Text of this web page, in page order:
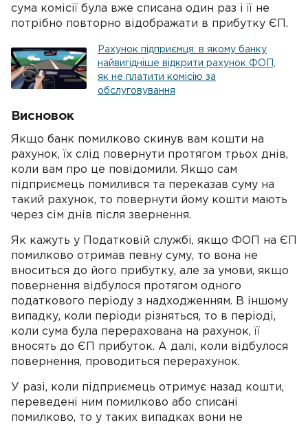
сума комісії була вже списана один раз і її не
потрібно повторно відображати в прибутку ЄП.
Рахунок підприємця: в якому банку
найвигідніше відкрити рахунок ФОП,
як не платити комісію за
обслуговування
Висновок
Якщо банк помилково скинув вам кошти на
рахунок, їх слід повернути протягом трьох днів,
коли вам про це повідомили. Якщо сам
підприємець помилився та переказав суму на
такий рахунок, то повернути йому кошти мають
через сім днів після звернення.
Як кажуть у Податковій службі, якщо ФОП на ЄП
помилково отримав певну суму, то вона не
вноситься до його прибутку, але за умови, якщо
повернення відбулося протягом одного
податкового періоду з надходженням. В іншому
випадку, коли періоди різняться, то в періоді,
коли сума була перерахована на рахунок, її
вносять до ЄП прибуток. А далі, коли відбулося
повернення, проводиться перерахунок.
У разі, коли підприємець отримує назад кошти,
переведені ним помилково або списані
помилково, то у таких випадках вони не